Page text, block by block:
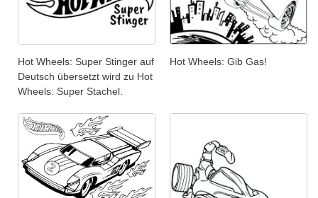
Hot Wheels: Super Stinger auf
Deutsch übersetzt wird zu Hot
Wheels: Super Stachel.
Hot Wheels: Gib Gas!